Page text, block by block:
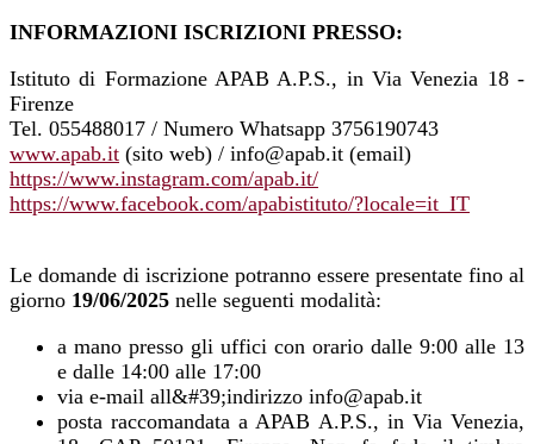
INFORMAZIONI ISCRIZIONI PRESSO:
Istituto di Formazione APAB A.P.S., in Via Venezia 18 -
Firenze
Tel. 055488017 / Numero Whatsapp 3756190743
www.apab.it (sito web) / info@apab.it (email)
https://www.instagram.com/apab.it/
https://www.facebook.com/apabistituto/?locale=it_IT
Le domande di iscrizione potranno essere presentate fino al
giorno 19/06/2025 nelle seguenti modalità:
a mano presso gli uffici con orario dalle 9:00 alle 13
e dalle 14:00 alle 17:00
via e-mail all&#39;indirizzo info@apab.it
posta raccomandata a APAB A.P.S., in Via Venezia,